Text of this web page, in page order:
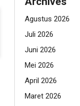
Agustus 2026
Juli 2026
Juni 2026
Mei 2026
April 2026
Maret 2026